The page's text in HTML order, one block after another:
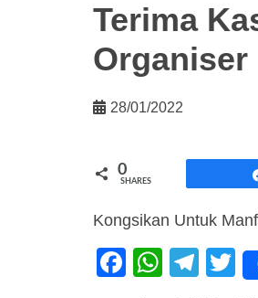
Terima
Organiser
28/01/2022
0
SHARES
Kongsikan Untuk
F
W
T
T